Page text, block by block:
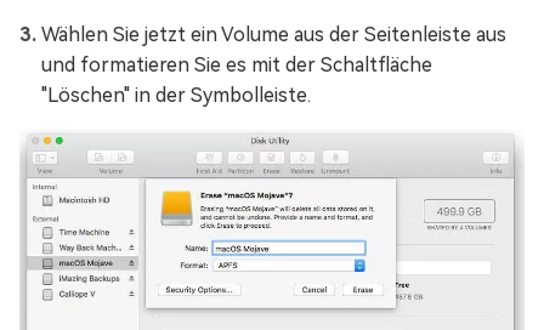
Wählen Sie jetzt ein Volume aus der Seitenleiste aus
und formatieren Sie es mit der Schaltfläche
"Löschen" in der Symbolleiste.